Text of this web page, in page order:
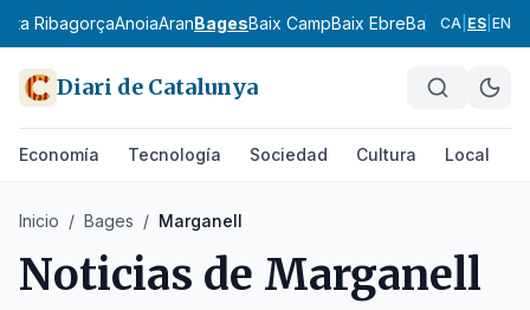
Alta RibagorçaAnoiaAranBagesBaix CampBaix EbreBaix Empordà
CA ES EN
Diari de Catalunya
Economía Tecnología Sociedad Cultura Local
Inicio / Bages / Marganell
Noticias de Marganell